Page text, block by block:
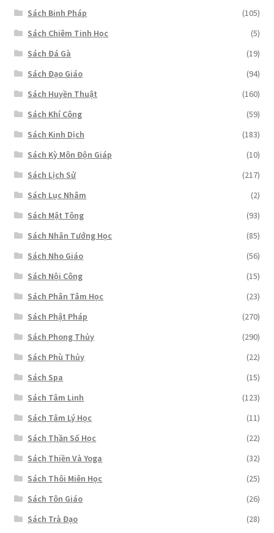
Sách Binh Pháp
(105)
Sách Chiêm Tinh Học
(5)
Sách Đá Gà
(19)
Sách Đạo Giáo
(94)
Sách Huyền Thuật
(160)
Sách Khí Công
(59)
Sách Kinh Dịch
(183)
Sách Kỳ Môn Độn Giáp
(10)
Sách Lịch Sử
(217)
Sách Lục Nhâm
(2)
Sách Mật Tông
(93)
Sách Nhân Tướng Học
(85)
Sách Nho Giáo
(56)
Sách Nội Công
(15)
Sách Phân Tâm Học
(23)
Sách Phật Pháp
(270)
Sách Phong Thủy
(290)
Sách Phù Thủy
(22)
Sách Spa
(15)
Sách Tâm Linh
(123)
Sách Tâm Lý Học
(11)
Sách Thần Số Học
(22)
Sách Thiền Và Yoga
(32)
Sách Thôi Miên Học
(25)
Sách Tôn Giáo
(26)
Sách Trà Đạo
(28)